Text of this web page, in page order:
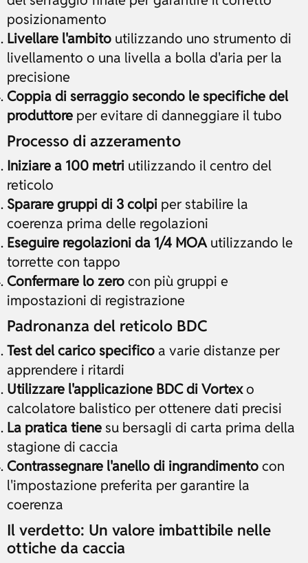
posizionamento
Livellare l'ambito utilizzando uno strumento di
livellamento o una livella a bolla d'aria per la
precisione
Coppia di serraggio secondo le specifiche del
produttore per evitare di danneggiare il tubo
Processo di azzeramento
Iniziare a 100 metri utilizzando il centro del
reticolo
Sparare gruppi di 3 colpi per stabilire la
coerenza prima delle regolazioni
Eseguire regolazioni da 1/4 MOAutilizzando le
torrette con tappo
Confermare lo zerocon più gruppi e
impostazioni di registrazione
Padronanza del reticolo BDC
Test del carico specifico a varie distanze per
apprendere i ritardi
Utilizzare l'applicazione BDC di Vortexo
calcolatore balistico per ottenere dati precisi
La pratica tiene su bersagli di carta prima della
stagione di caccia
Contrassegnare l'anello di ingrandimentocon
l'impostazione preferita per garantire la
coerenza
Il verdetto: Un valore imbattibile nelle
ottiche da caccia